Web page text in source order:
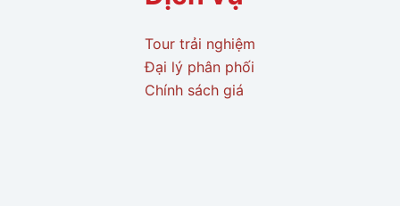
Tour trải nghiệm
Đại lý phân phối
Chính sách giá